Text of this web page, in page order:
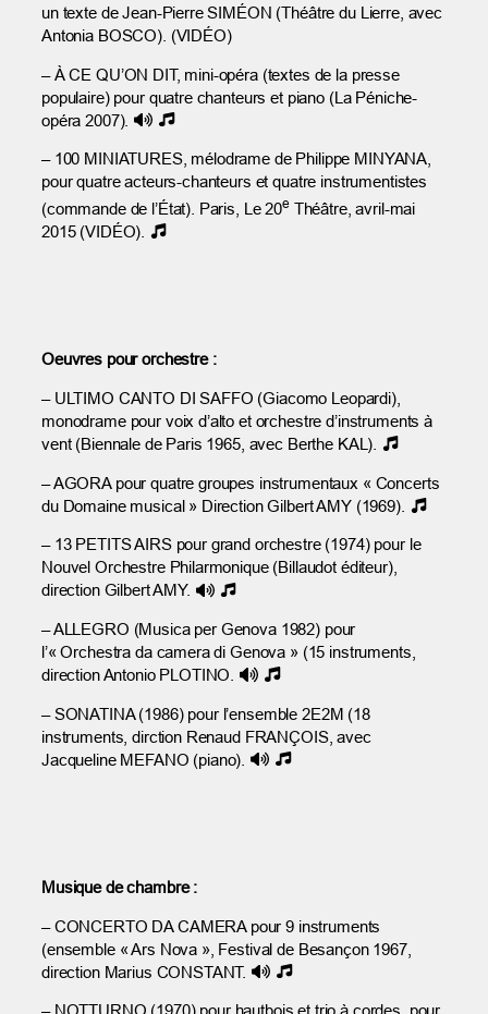
un texte de Jean-Pierre SIMÉON (Théâtre du Lierre, avec
Antonia BOSCO). (VIDÉO)
– À CE QU’ON DIT, mini-opéra (textes de la presse
populaire) pour quatre chanteurs et piano (La Péniche-
opéra 2007).
– 100 MINIATURES, mélodrame de Philippe MINYANA,
pour quatre acteurs-chanteurs et quatre instrumentistes
(commande de l’État). Paris, Le 20eThéâtre, avril-mai
2015 (VIDÉO).
Oeuvres pour orchestre :
– ULTIMO CANTO DI SAFFO (Giacomo Leopardi),
monodrame pour voix d’alto et orchestre d’instruments à
vent (Biennale de Paris 1965, avec Berthe KAL).
– AGORA pour quatre groupes instrumentaux « Concerts
du Domaine musical » Direction Gilbert AMY (1969).
– 13 PETITS AIRS pour grand orchestre (1974) pour le
Nouvel Orchestre Philarmonique (Billaudot éditeur),
direction Gilbert AMY.
– ALLEGRO (Musica per Genova 1982) pour
l’« Orchestra da camera di Genova » (15 instruments,
direction Antonio PLOTINO.
– SONATINA (1986) pour l’ensemble 2E2M (18
instruments, dirction Renaud FRANÇOIS, avec
Jacqueline MEFANO (piano).
Musique de chambre :
– CONCERTO DA CAMERA pour 9 instruments
(ensemble « Ars Nova », Festival de Besançon 1967,
direction Marius CONSTANT.